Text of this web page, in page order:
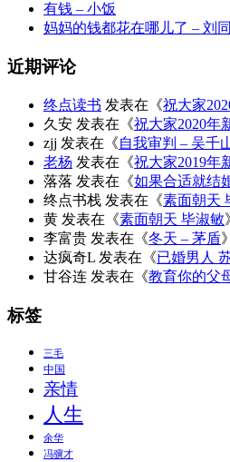
有钱 – 小饭
妈妈的钱都花在哪儿了 – 刘同
近期评论
终点读书 发表在《祝大家
久安 发表在《祝大家2020年
zjj 发表在《自我审判 – 吴千
老杨 发表在《祝大家2019年
落落 发表在《如果合适就结
终点书栈 发表在《素面朝天
黄 发表在《素面朝天 毕淑敏
李富贵 发表在《冬天 – 茅盾》
达疯奇L 发表在《已婚男人
甘谷连 发表在《教育你的父
标签
三毛
中国
亲情
人生
余华
冯骥才